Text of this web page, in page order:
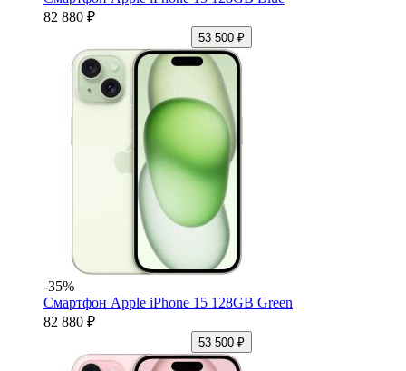
82 880 ₽
53 500 ₽
-35%
Смартфон Apple iPhone 15 128GB Green
82 880 ₽
53 500 ₽